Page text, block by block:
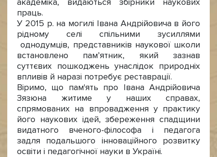
академіка, видаються збірники наукових
праць.
У 2015 р. на могилі Івана Андрійовича в його
рідному селі спільними зусиллями
однодумців, представників наукової школи
встановлено пам’ятник, який зазнав
суттєвих пошкоджень унаслідок природніх
впливів й наразі потребує реставрації.
Віримо, що пам'ять про Івана Андрійовича
Зязюна житиме у наших справах,
спрямованих на впровадження у практику
його наукових ідей, збереження спадщини
видатного вченого-філософа і педагога
задля подальшого інноваційного розвитку
освіти і педагогічної науки в Україні.